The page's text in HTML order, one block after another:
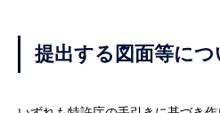
提出する図面等につ